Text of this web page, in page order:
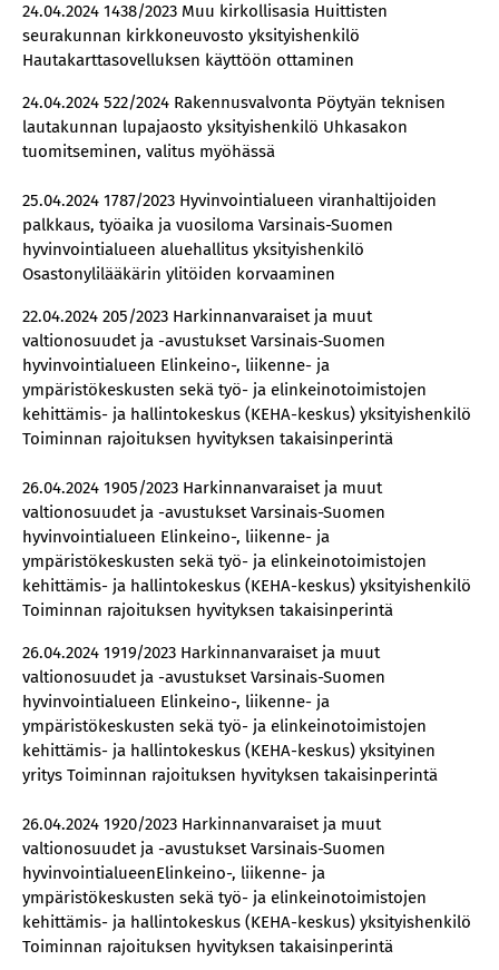
24.04.2024 1438/2023 Muu kirkollisasia Huittisten
seurakunnan kirkkoneuvosto yksityishenkilö
Hautakarttasovelluksen käyttöön ottaminen
24.04.2024 522/2024 Rakennusvalvonta Pöytyän teknisen
lautakunnan lupajaosto yksityishenkilö Uhkasakon
tuomitseminen, valitus myöhässä
25.04.2024 1787/2023 Hyvinvointialueen viranhaltijoiden
palkkaus, työaika ja vuosiloma Varsinais-Suomen
hyvinvointialueen aluehallitus yksityishenkilö
Osastonylilääkärin ylitöiden korvaaminen
22.04.2024 205/2023 Harkinnanvaraiset ja muut
valtionosuudet ja -avustukset Varsinais-Suomen
hyvinvointialueen Elinkeino-, liikenne- ja
ympäristökeskusten sekä työ- ja elinkeinotoimistojen
kehittämis- ja hallintokeskus (KEHA-keskus) yksityishenkilö
Toiminnan rajoituksen hyvityksen takaisinperintä
26.04.2024 1905/2023 Harkinnanvaraiset ja muut
valtionosuudet ja -avustukset Varsinais-Suomen
hyvinvointialueen Elinkeino-, liikenne- ja
ympäristökeskusten sekä työ- ja elinkeinotoimistojen
kehittämis- ja hallintokeskus (KEHA-keskus) yksityishenkilö
Toiminnan rajoituksen hyvityksen takaisinperintä
26.04.2024 1919/2023 Harkinnanvaraiset ja muut
valtionosuudet ja -avustukset Varsinais-Suomen
hyvinvointialueen Elinkeino-, liikenne- ja
ympäristökeskusten sekä työ- ja elinkeinotoimistojen
kehittämis- ja hallintokeskus (KEHA-keskus) yksityinen
yritys Toiminnan rajoituksen hyvityksen takaisinperintä
26.04.2024 1920/2023 Harkinnanvaraiset ja muut
valtionosuudet ja -avustukset Varsinais-Suomen
hyvinvointialueenElinkeino-, liikenne- ja
ympäristökeskusten sekä työ- ja elinkeinotoimistojen
kehittämis- ja hallintokeskus (KEHA-keskus) yksityishenkilö
Toiminnan rajoituksen hyvityksen takaisinperintä